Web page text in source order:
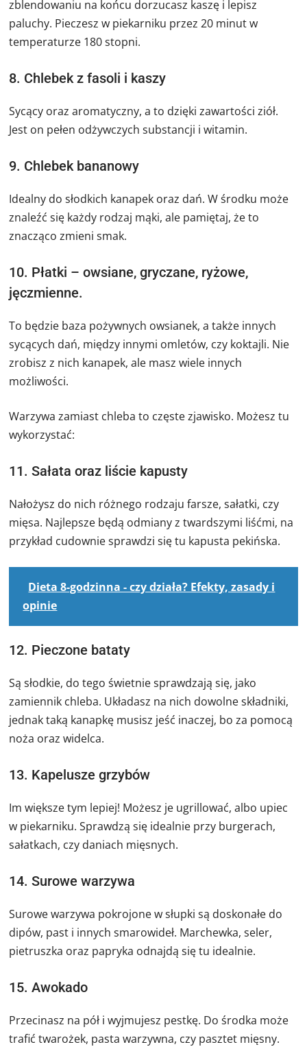
zblendowaniu na końcu dorzucasz kaszę i lepisz
paluchy. Pieczesz w piekarniku przez 20 minut w
temperaturze 180 stopni.
8. Chlebek z fasoli i kaszy
Sycący oraz aromatyczny, a to dzięki zawartości ziół.
Jest on pełen odżywczych substancji i witamin.
9. Chlebek bananowy
Idealny do słodkich kanapek oraz dań. W środku może
znaleźć się każdy rodzaj mąki, ale pamiętaj, że to
znacząco zmieni smak.
10. Płatki – owsiane, gryczane, ryżowe,
jęczmienne.
To będzie baza pożywnych owsianek, a także innych
sycących dań, między innymi omletów, czy koktajli. Nie
zrobisz z nich kanapek, ale masz wiele innych
możliwości.
Warzywa zamiast chleba to częste zjawisko. Możesz tu
wykorzystać:
11. Sałata oraz liście kapusty
Nałożysz do nich różnego rodzaju farsze, sałatki, czy
mięsa. Najlepsze będą odmiany z twardszymi liśćmi, na
przykład cudownie sprawdzi się tu kapusta pekińska.
Dieta 8-godzinna - czy działa? Efekty, zasady i
opinie
12. Pieczone bataty
Są słodkie, do tego świetnie sprawdzają się, jako
zamiennik chleba. Układasz na nich dowolne składniki,
jednak taką kanapkę musisz jeść inaczej, bo za pomocą
noża oraz widelca.
13. Kapelusze grzybów
Im większe tym lepiej! Możesz je ugrillować, albo upiec
w piekarniku. Sprawdzą się idealnie przy burgerach,
sałatkach, czy daniach mięsnych.
14. Surowe warzywa
Surowe warzywa pokrojone w słupki są doskonałe do
dipów, past i innych smarowideł. Marchewka, seler,
pietruszka oraz papryka odnajdą się tu idealnie.
15. Awokado
Przecinasz na pół i wyjmujesz pestkę. Do środka może
trafić twarożek, pasta warzywna, czy pasztet mięsny.